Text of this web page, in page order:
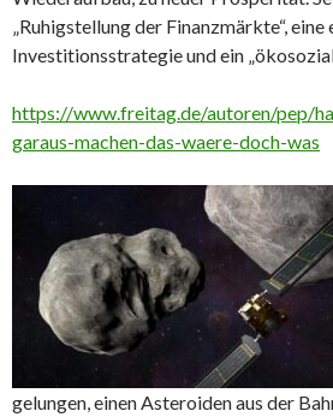
„Ruhigstellung der Finanzmärkte“, eine
Investitionsstrategie und ein
https://www.freitag.de/autoren/pep/
garaus-machen-das-waere-doch-was
gelungen, einen Asteroiden aus der